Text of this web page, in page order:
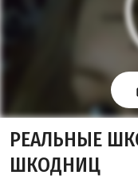
РЕАЛЬНЫЕ
ШКОДНИЦ